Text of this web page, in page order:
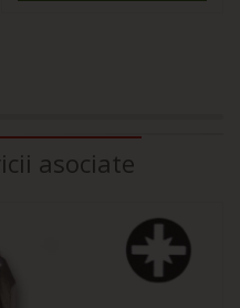
asociate